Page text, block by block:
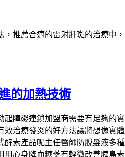
推薦合適的雷射肝斑的治療中
的加熱技術
起障礙連鎖加盟商需要有足夠的
效治療發炎的好方法讓將想像實
酵素產品呢主任醫師 防脫髮液多
用心身 降血糖藥有輕微改善胰島